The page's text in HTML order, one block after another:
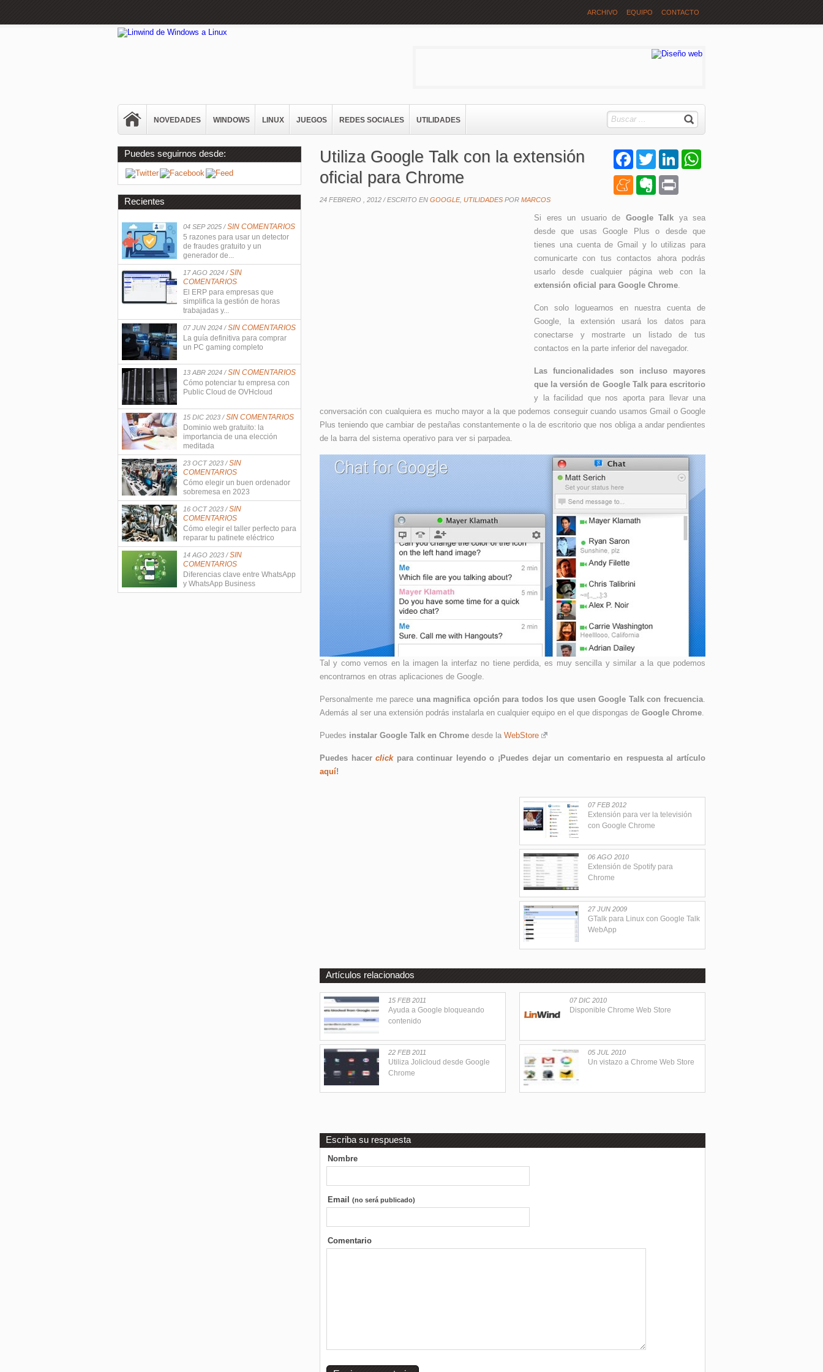
ARCHIVO EQUIPO CONTACTO
NOVEDADES WINDOWS LINUX JUEGOS REDES SOCIALES UTILIDADES
FacebookTwitter LinkedIn
MeneameEvernote
Utiliza Google Talk con la extensión
oficial para Chrome
24 FEBRERO , 2012 /ESCRITO EN GOOGLE, UTILIDADES POR MARCOS
Si eres un usuario de Google Talk ya sea
desde que usas Google Plus o desde que
tienes una cuenta de Gmail y lo utilizas para
comunicarte con tus contactos ahora podrás
usarlo desde cualquier página web con la
extensión oficial para Google Chrome.
Con solo loguearnos en nuestra cuenta de
Google, la extensión usará los datos para
conectarse y mostrarte un listado de tus
contactos en la parte inferior del navegador.
Las funcionalidades son incluso mayores
que la versión de Google Talk para escritorio
y la facilidad que nos aporta para llevar una
conversación con cualquiera es mucho mayor a la que podemos conseguir cuando usamos Gmail o Google
Plus teniendo que cambiar de pestañas constantemente o la de escritorio que nos obliga a andar pendientes
de la barra del sistema operativo para ver si parpadea.
Tal y como vemos en la imagen la interfaz no tiene perdida, es muy sencilla y similar a la que podemos
encontrarnos en otras aplicaciones de Google.
Personalmente me parece una magnifica opción para todos los que usen Google Talk con frecuencia.
Además al ser una extensión podrás instalarla en cualquier equipo en el que dispongas de Google Chrome.
Puedes instalar Google Talk en Chrome desde la WebStore
Puedes hacerclickpara continuar leyendo o ¡Puedes dejar un comentario en respuesta al artículo
aquí!
07 FEB 2012
Extensión para ver la televisión
con Google Chrome
06 AGO 2010
Extensión de Spotify para
Chrome
27 JUN 2009
GTalk para Linux con Google Talk
WebApp
Artículos relacionados
07 DIC 2010
Disponible Chrome Web Store
15 FEB 2011
Ayuda a Google bloqueando
contenido
05 JUL 2010
Un vistazo a Chrome Web Store
22 FEB 2011
Utiliza Jolicloud desde Google
Chrome
Escriba su respuesta
Nombre
Email (no será publicado)
Comentario
Puedes seguirnos desde:
Recientes
04 SEP 2025 /SIN COMENTARIOS
5 razones para usar un detector
de fraudes gratuito y un
generador de...
17 AGO 2024 /SIN
COMENTARIOS
El ERP para empresas que
simplifica la gestión de horas
trabajadas y...
07 JUN 2024 /SIN COMENTARIOS
La guía definitiva para comprar
un PC gaming completo
13 ABR 2024 /SIN COMENTARIOS
Cómo potenciar tu empresa con
Public Cloud de OVHcloud
15 DIC 2023 /SIN COMENTARIOS
Dominio web gratuito: la
importancia de una elección
meditada
23 OCT 2023 /SIN
COMENTARIOS
Cómo elegir un buen ordenador
sobremesa en 2023
16 OCT 2023 /SIN
COMENTARIOS
Cómo elegir el taller perfecto para
reparar tu patinete eléctrico
14 AGO 2023 /SIN
COMENTARIOS
Diferencias clave entre WhatsApp
y WhatsApp Business